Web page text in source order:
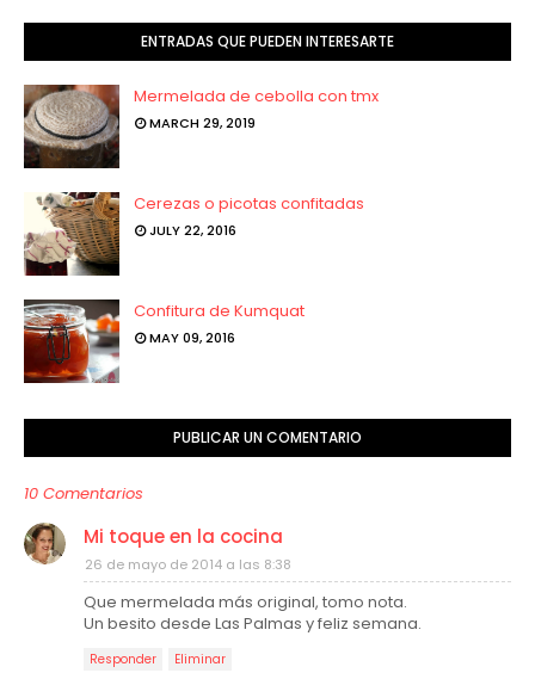
ENTRADAS QUE PUEDEN INTERESARTE
Mermelada de cebolla con tmx
MARCH 29, 2019
Cerezas o picotas confitadas
JULY 22, 2016
Confitura de Kumquat
MAY 09, 2016
PUBLICAR UN COMENTARIO
10 Comentarios
Mi toque en la cocina
26 de mayo de 2014 a las 8:38
Que mermelada más original, tomo nota.
Un besito desde Las Palmas y feliz semana.
Responder Eliminar